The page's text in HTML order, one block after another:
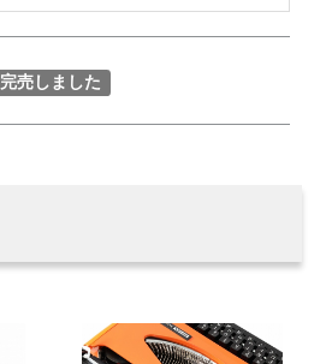
完売しました